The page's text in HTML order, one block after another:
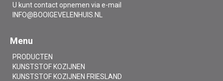
U kunt contact opnemen via e-mail
INFO@BOOIGEVELENHUIS.NL
Menu
PRODUCTEN
KUNSTSTOF KOZIJNEN
KUNSTSTOF KOZIJNEN FRIESLAND